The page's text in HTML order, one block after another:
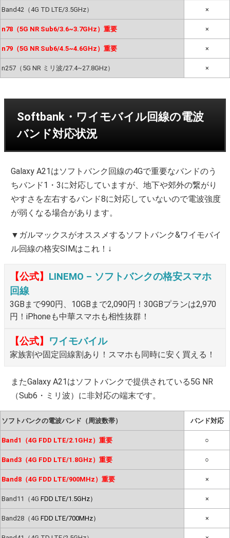
Band42（4G TD LTE/3.5GHz） ×
n78（5G NR Sub6/3.6~3.7GHz）重要 ×
n79（5G NR Sub6/4.5~4.6GHz）重要 ×
n257（5G NR ミリ波/27.4~27.8GHz） ×
Softbank・ワイモバイル回線の電波
バンド対応状況
Galaxy A21はソフトバンク回線の4Gで重要なバンドのう
ちバンド1・3に対応していますが、地下や郊外の繋がり
やすさを左右するバンド8に対応していないので電波強度
が弱くなる場合があります。
▼ガルマックスがオススメするソフトバンク&ワイモバイ
ル回線の格安SIMはこれ！↓
【公式】 LINEMO – ソフトバンクの格安スマホ
回線
3GBまで990円、10GBまで2,090円！30GBプランは2,970
円！iPhoneも中華スマホも相性抜群！
【公式】 ワイモバイル
家族割や固定回線割あり！スマホも同時に安く買える！
またGalaxy A21はソフトバンクで提供されている5G NR
（Sub6・ミリ波）に非対応の端末です。
ソフトバンクの電波バンド（周波数帯） バンド対応
Band1（4G FDD LTE/2.1GHz）重要 ○
Band3（4G FDD LTE/1.8GHz）重要 ○
Band8（4G FDD LTE/900MHz）重要 ×
Band11（4G FDD LTE/1.5GHz） ×
Band28（4G FDD LTE/700MHz） ×